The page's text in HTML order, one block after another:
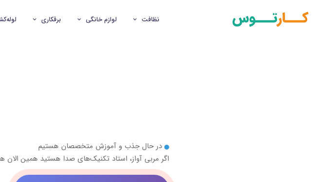
نظافت لوازم خانگی برقکاری
در حال جذب و آموزش متخصصان هستیم
اگر مربی آواز، استاد تکنیک‌های صدا هستید همین الان